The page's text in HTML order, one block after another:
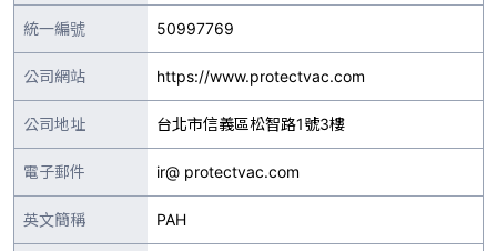
統一編號 50997769
公司網站 https://www.protectvac.com
公司地址 台北市信義區松智路1號3樓
電子郵件 ir@ protectvac.com
英文簡稱 PAH